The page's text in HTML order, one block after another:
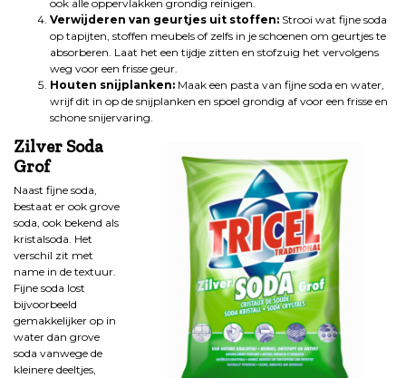
ook alle oppervlakken grondig reinigen.
Verwijderen van geurtjes uit stoffen: Strooi wat fijne soda
op tapijten, stoffen meubels of zelfs in je schoenen om geurtjes te
absorberen. Laat het een tijdje zitten en stofzuig het vervolgens
weg voor een frisse geur.
Houten snijplanken: Maak een pasta van fijne soda en water,
wrijf dit in op de snijplanken en spoel grondig af voor een frisse en
schone snijervaring.
Zilver Soda
Grof
Naast fijne soda,
bestaat er ook grove
soda, ook bekend als
kristalsoda. Het
verschil zit met
name in de textuur.
Fijne soda lost
bijvoorbeeld
gemakkelijker op in
water dan grove
soda vanwege de
kleinere deeltjes,